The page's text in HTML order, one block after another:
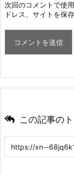
次回のコメントで使
ドレス、サイトを保存
この記事の